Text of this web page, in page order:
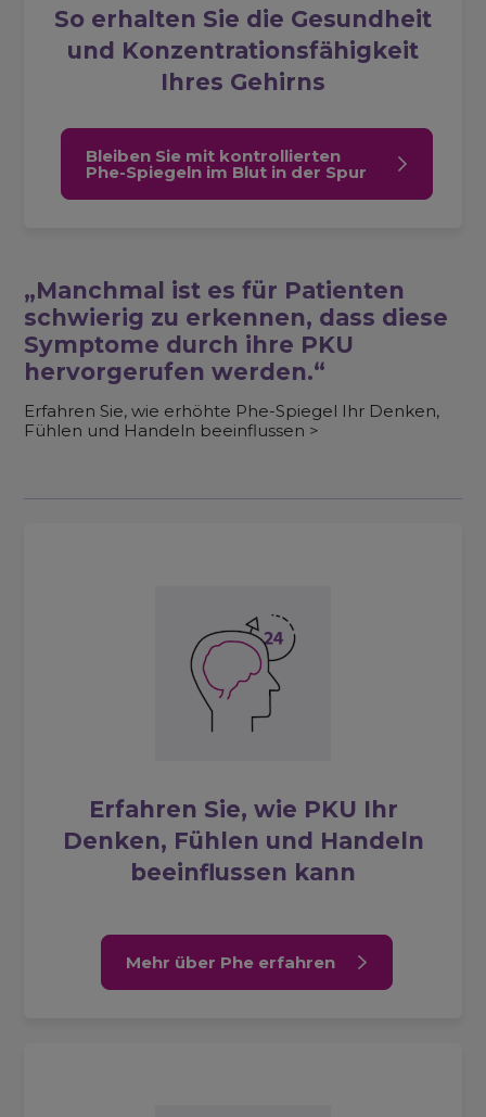
So erhalten Sie die Gesundheit
und Konzentrationsfähigkeit
Ihres Gehirns
Bleiben Sie mit kontrollierten
Phe-Spiegeln im Blut in der Spur
„Manchmal ist es für Patienten
schwierig zu erkennen, dass diese
Symptome durch ihre PKU
hervorgerufen werden.“
Erfahren Sie, wie erhöhte Phe-Spiegel Ihr Denken,
Fühlen und Handeln beeinflussen >
Erfahren Sie, wie PKU Ihr
Denken, Fühlen und Handeln
beeinflussen kann
Mehr über Phe erfahren